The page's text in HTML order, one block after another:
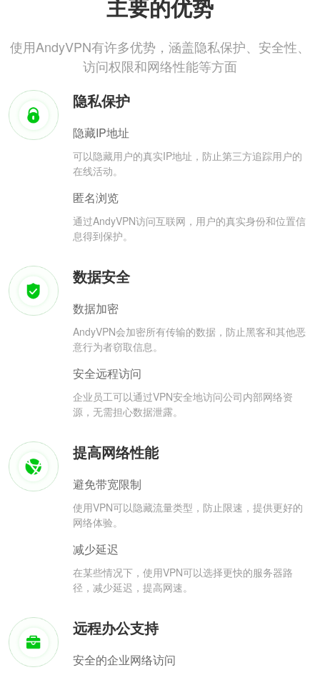
主要的优势
使用AndyVPN有许多优势，涵盖隐私保护、安全性、
访问权限和网络性能等方面
隐私保护
隐藏IP地址
可以隐藏用户的真实IP地址，防止第三方追踪用户的
在线活动。
匿名浏览
通过AndyVPN访问互联网，用户的真实身份和位置信
息得到保护。
数据安全
数据加密
AndyVPN会加密所有传输的数据，防止黑客和其他恶
意行为者窃取信息。
安全远程访问
企业员工可以通过VPN安全地访问公司内部网络资
源，无需担心数据泄露。
提高网络性能
避免带宽限制
使用VPN可以隐藏流量类型，防止限速，提供更好的
网络体验。
减少延迟
在某些情况下，使用VPN可以选择更快的服务器路
径，减少延迟，提高网速。
远程办公支持
安全的企业网络访问